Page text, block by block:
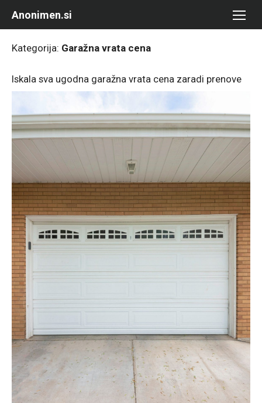
Anonimen.si
Kategorija: Garažna vrata cena
Iskala sva ugodna garažna vrata cena zaradi prenove